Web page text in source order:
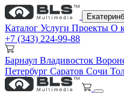
Каталог Услуги Проекты О
+7 (343) 224-99-88
Барнаул Владивосток
Петербург Саратов Сочи